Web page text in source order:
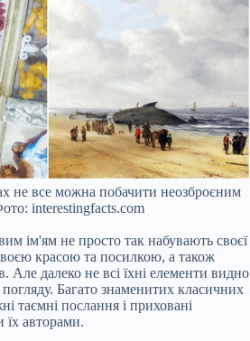
не все можна побачити неозброєним
interestingfacts.com
ім'ям не просто так набувають своєї
красою та посилкою, а також
Але далеко не всі їхні елементи видно
Багато знаменитих класичних
таємні послання і приховані
їх авторами.